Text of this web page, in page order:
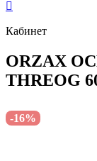
Кабинет
ORZAX
THREOG
-16%